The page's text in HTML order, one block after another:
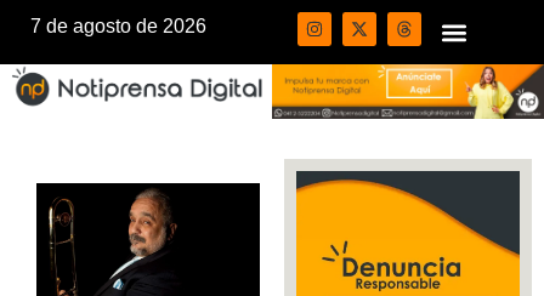
7 de agosto de 2026